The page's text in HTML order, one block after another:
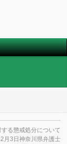
する懲戒処分について
月3日神奈川県弁護士